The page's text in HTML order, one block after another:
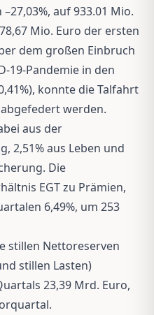
auf 933.01 Mio.
Mio. Euro der ersten
dem großen Einbruch
19-Pandemie in den
konnte die Talfahrt
werden.
aus der
2,51% aus Leben und
Die
EGT zu Prämien,
6,49%, um 253
stillen Nettoreserven
stillen Lasten)
23,39 Mrd. Euro,